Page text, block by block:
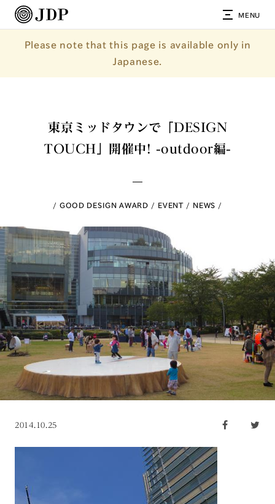
MENU
Please note that this page is available only in
Japanese.
東京ミッドタウンで「DESIGN
TOUCH」開催中! -outdoor編-
GOOD DESIGN AWARD EVENT NEWS
2014.10.25